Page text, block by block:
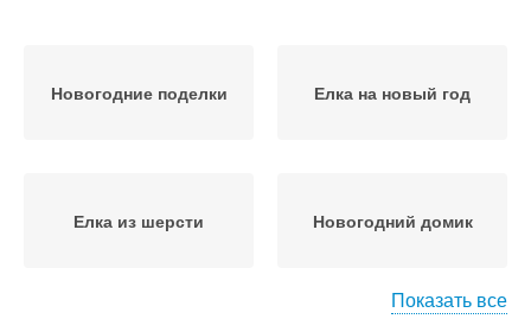
Новогодние поделки Елка на новый год
Елка из шерсти Новогодний домик
Показать все